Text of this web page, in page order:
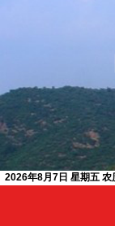
2026年8月7日 星期五 农